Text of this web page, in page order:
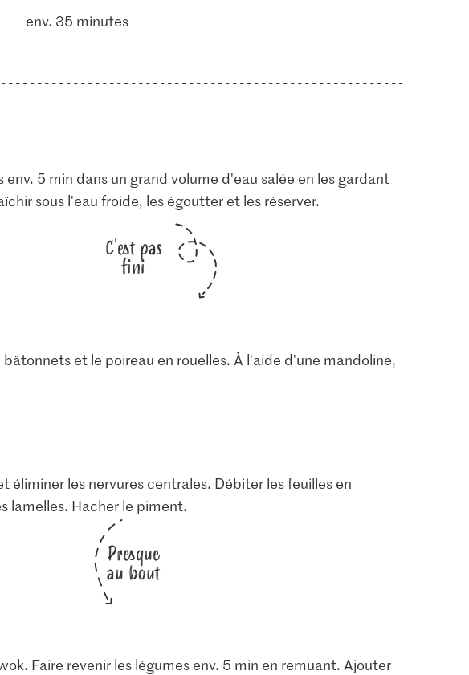
env. 35 minutes
env. 5 min dans un grand volume d'eau salée en les gardant
sous l'eau froide, les égoutter et les réserver.
C'est pas
fini
et le poireau en rouelles. À l'aide d'une mandoline,
éliminer les nervures centrales. Débiter les feuilles en
lamelles. Hacher le piment.
Presque
au bout
Faire revenir les légumes env. 5 min en remuant. Ajouter